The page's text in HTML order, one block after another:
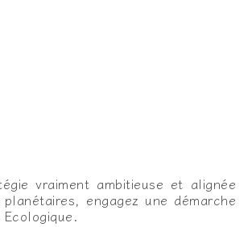
vraiment ambitieuse et alignée
engagez une démarche